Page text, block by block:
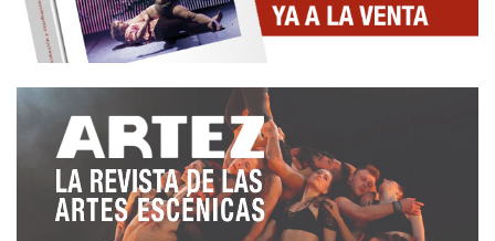
‘Somiatruites’, hablaba de ese estadio placentero
entre la vigilia y el sueño, entre lo racional y el
eran acompañadas por los acordes de los pianitos
de juguete, y de mil artilugios más, marca de la
casa del músico rosellonés.
Tercera pareja: Josep Maria de Sagarra i Rosa